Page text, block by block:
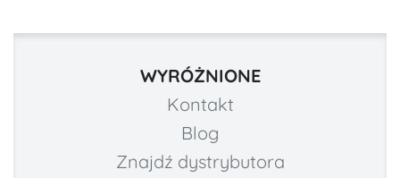
WYRÓŻNIONE
Kontakt
Blog
Znajdź dystrybutora